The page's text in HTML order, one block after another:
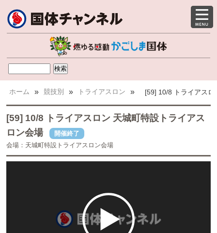
ホーム » 競技別 » トライアスロン » [59] 10/8 トライアス
[59] 10/8 トライアスロン 天城町特設トライアス
ロン会場
開催終了
会場：天城町特設トライアスロン会場